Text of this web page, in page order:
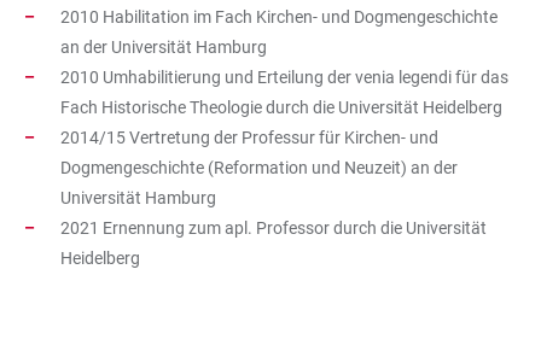
2010 Habilitation im Fach Kirchen- und Dogmengeschichte
an der Universität Hamburg
2010 Umhabilitierung und Erteilung der venia legendi für das
Fach Historische Theologie durch die Universität Heidelberg
2014/15 Vertretung der Professur für Kirchen- und
Dogmengeschichte (Reformation und Neuzeit) an der
Universität Hamburg
2021 Ernennung zum apl. Professor durch die Universität
Heidelberg